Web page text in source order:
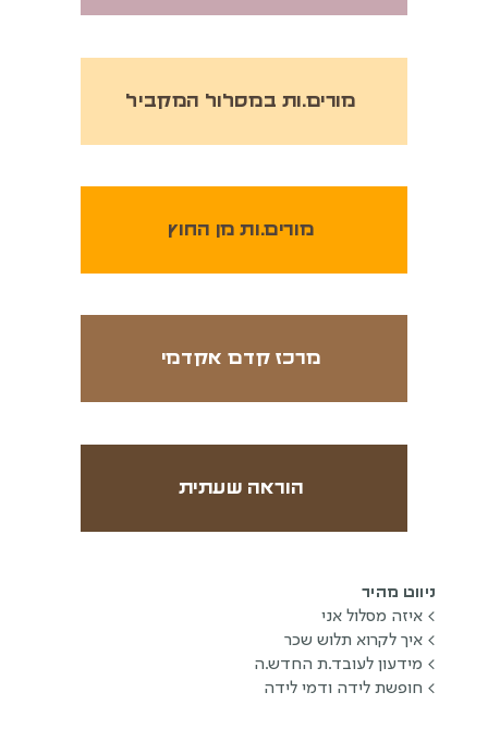
מורים.ות מן החוץ
מורים.ות במסלול המקביל
הוראה שעתית
מרכז קדם אקדמי
ניווט מהיר
> איזה מסלול אני
> איך לקרוא תלוש שכר
> מידעון לעובד.ת החדש.ה
> חופשת לידה ודמי לידה